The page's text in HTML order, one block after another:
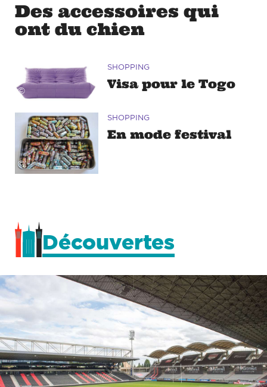
Des accessoires qui
ont du chien
©
SHOPPING
Visa pour le Togo
©
SHOPPING
En mode festival
Découvertes